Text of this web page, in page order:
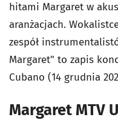
hitami Margaret w
aranżacjach.
zespół
Margaret" to zapis
Cubano (14 grudnia
Margaret MTV